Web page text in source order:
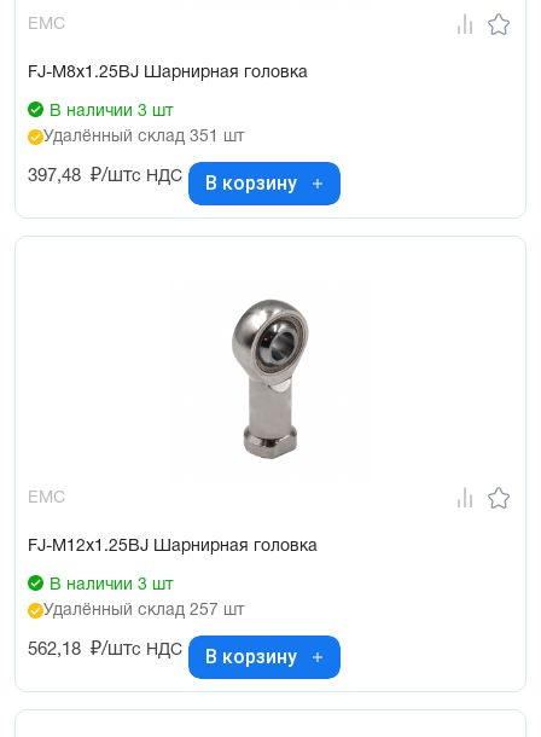
EMC
FJ-M8x1.25BJ Шарнирная головка
В наличии 3 шт
Удалённый склад 351 шт
397,48 ₽/штс НДС В корзину
EMC
FJ-M12x1.25BJ Шарнирная головка
В наличии 3 шт
Удалённый склад 257 шт
562,18 ₽/штс НДС В корзину